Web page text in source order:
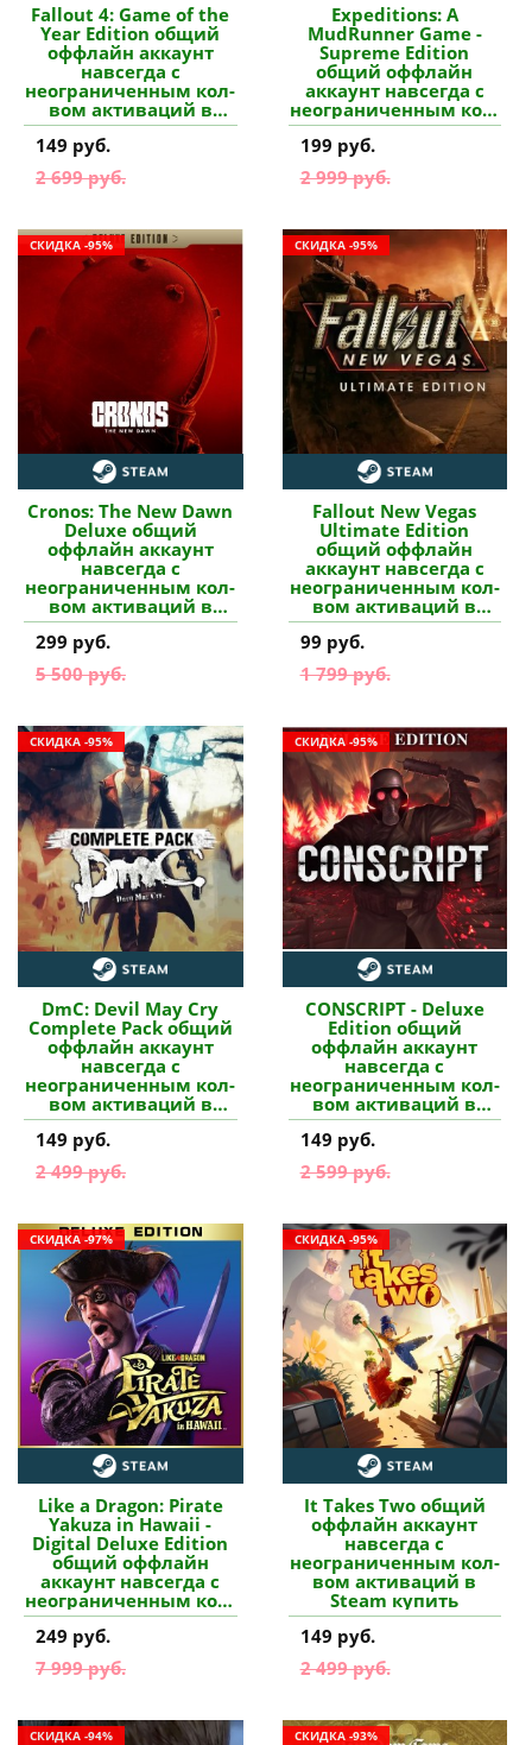
Fallout 4: Game of the
Year Edition общий
оффлайн аккаунт
навсегда с
неограниченным кол-
вом активаций в
Steam купить
149 руб.
2 699 руб.
Expeditions: A
MudRunner Game -
Supreme Edition
общий оффлайн
аккаунт навсегда с
неограниченным кол-
вом активаций в
Steam купить
199 руб.
2 999 руб.
СКИДКА -95%
Cronos: The New Dawn
Deluxe общий
оффлайн аккаунт
навсегда с
неограниченным кол-
вом активаций в
Steam купить
299 руб.
5 500 руб.
СКИДКА -95%
Fallout New Vegas
Ultimate Edition
общий оффлайн
аккаунт навсегда с
неограниченным кол-
вом активаций в
Steam купить
99 руб.
1 799 руб.
СКИДКА -95%
DmC: Devil May Cry
Complete Pack общий
оффлайн аккаунт
навсегда с
неограниченным кол-
вом активаций в
Steam купить
149 руб.
2 499 руб.
СКИДКА -95%
CONSCRIPT - Deluxe
Edition общий
оффлайн аккаунт
навсегда с
неограниченным кол-
вом активаций в
Steam купить
149 руб.
2 599 руб.
СКИДКА -97%
Like a Dragon: Pirate
Yakuza in Hawaii -
Digital Deluxe Edition
общий оффлайн
аккаунт навсегда с
неограниченным кол-
вом активаций в
Steam купить
249 руб.
7 999 руб.
СКИДКА -95%
It Takes Two общий
оффлайн аккаунт
навсегда с
неограниченным кол-
вом активаций в
Steam купить
149 руб.
2 499 руб.
СКИДКА -94% СКИДКА -93%